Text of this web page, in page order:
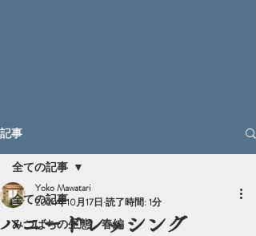
記事
全ての記事
みつばちの生態 春編
全ての記事
ハニードレッシング
Yoko Mawatari
2024年10月17日 読了時間: 1分